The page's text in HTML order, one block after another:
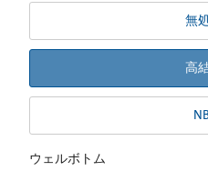
無
高
ウェルボトム